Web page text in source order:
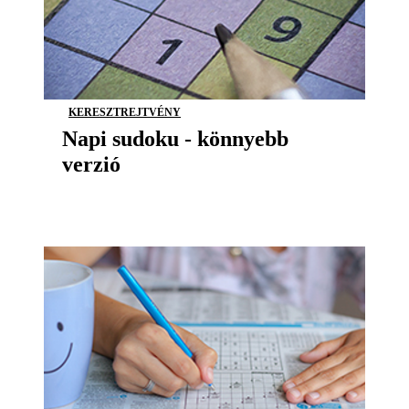
KERESZTREJTVÉNY
Napi sudoku - könnyebb
verzió